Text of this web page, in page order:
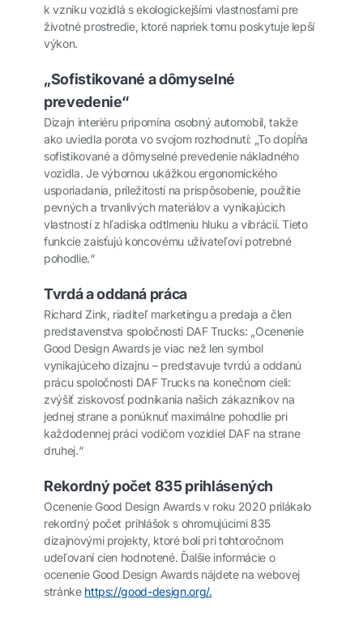
k vzniku vozidlá s ekologickejšími vlastnosťami pre
životné prostredie, ktoré napriek tomu poskytuje lepší
výkon.
„Sofistikované a dômyselné
prevedenie“
Dizajn interiéru pripomína osobný automobil, takže
ako uviedla porota vo svojom rozhodnutí: „To dopĺňa
sofistikované a dômyselné prevedenie nákladného
vozidla. Je výbornou ukážkou ergonomického
usporiadania, príležitostí na prispôsobenie, použitie
pevných a trvanlivých materiálov a vynikajúcich
vlastností z hľadiska odtlmeniu hluku a vibrácií. Tieto
funkcie zaisťujú koncovému užívateľovi potrebné
pohodlie.“
Tvrdá a oddaná práca
Richard Zink, riaditeľ marketingu a predaja a člen
predstavenstva spoločnosti DAF Trucks: „Ocenenie
Good Design Awards je viac než len symbol
vynikajúceho dizajnu – predstavuje tvrdú a oddanú
prácu spoločnosti DAF Trucks na konečnom cieli:
zvýšiť ziskovosť podnikania našich zákazníkov na
jednej strane a ponúknuť maximálne pohodlie pri
každodennej práci vodičom vozidiel DAF na strane
druhej.“
Rekordný počet 835 prihlásených
Ocenenie Good Design Awards v roku 2020 prilákalo
rekordný počet prihlášok s ohromujúcimi 835
dizajnovými projekty, ktoré boli pri tohtoročnom
udeľovaní cien hodnotené. Ďalšie informácie o
ocenenie Good Design Awards nájdete na webovej
stránke https://good-design.org/.